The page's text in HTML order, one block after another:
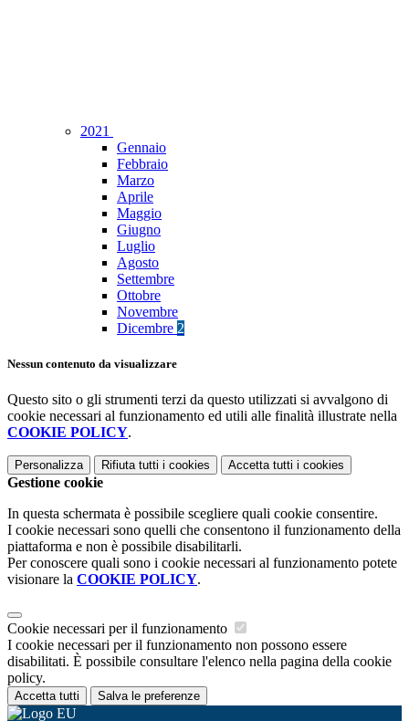
2021
Gennaio
Febbraio
Marzo
Aprile
Maggio
Giugno
Luglio
Agosto
Settembre
Ottobre
Novembre
Dicembre 2
Nessun contenuto da visualizzare
Questo sito o gli strumenti terzi da questo utilizzati si avvalgono di
cookie necessari al funzionamento ed utili alle finalità illustrate nella
COOKIE POLICY.
Personalizza Rifiuta tutti i cookies Accetta tutti i cookies
Gestione cookie
In questa schermata è possibile scegliere quali cookie consentire.
I cookie necessari sono quelli che consentono il funzionamento della
piattaforma e non è possibile disabilitarli.
Per conoscere quali sono i cookie necessari al funzionamento potete
visionare la COOKIE POLICY.
Cookie necessari per il funzionamento
I cookie necessari per il funzionamento non possono essere
disabilitati. È possibile consultare l'elenco nella pagina della cookie
policy.
Accetta tutti Salva le preferenze